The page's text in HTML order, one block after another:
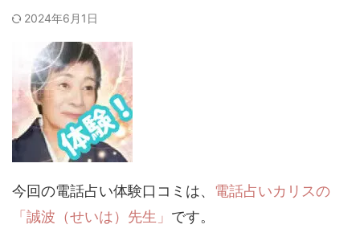
2024年6月1日
今回の電話占い体験口コミは、 電話占いカリスの
「誠波（せいは）先生」 です。